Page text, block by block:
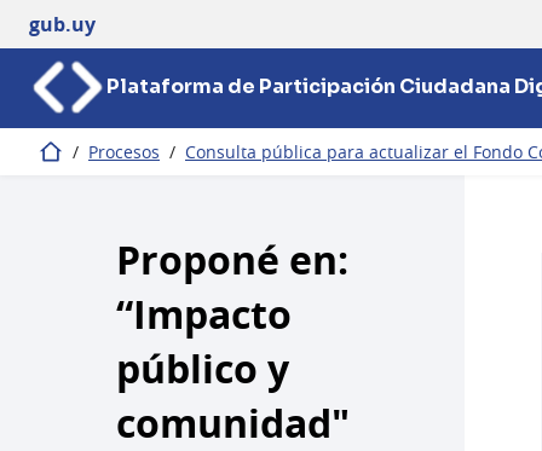
gub.uy
Plataforma de Participación Ciudadana
Inicio / Procesos / Consulta pública para actualizar el Fondo
Proponé en:
“Impacto
público y
comunidad"